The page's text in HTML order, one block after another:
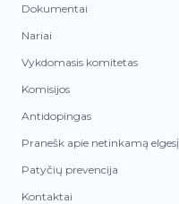
Dokumentai
Nariai
Vykdomasis komitetas
Komisijos
Antidopingas
Pranešk apie netinkamą elgesį
Patyčių prevencija
Kontaktai